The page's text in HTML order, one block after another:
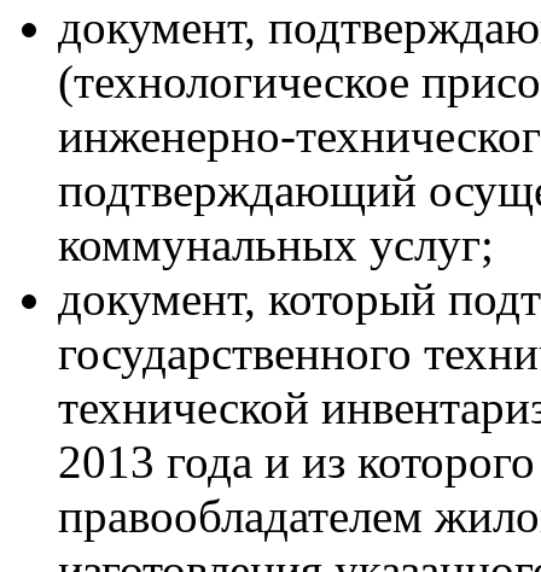
документ,
(технологическое
инженерно-
подтверждающий
коммунальных услуг;
документ, который
государственного
технической
2013 года и из
правообладателем